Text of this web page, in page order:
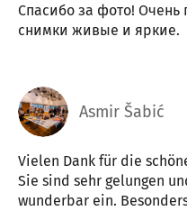
Спасибо за фото! Очень
снимки живые и яркие.
Asmir Šabić
Vielen Dank für die
Sie sind sehr gelungen
wunderbar ein.